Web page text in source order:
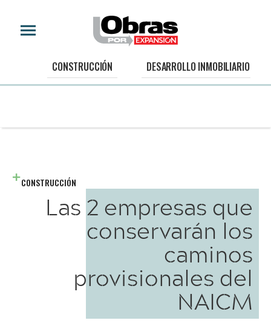
CONSTRUCCIÓN DESARROLLO INMOBILIARIO
CONSTRUCCIÓN
Las 2 empresas que
conservarán los
caminos
provisionales del
NAICM